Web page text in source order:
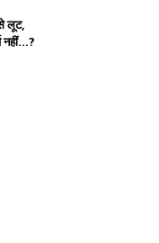
लूट,
नहीं...?